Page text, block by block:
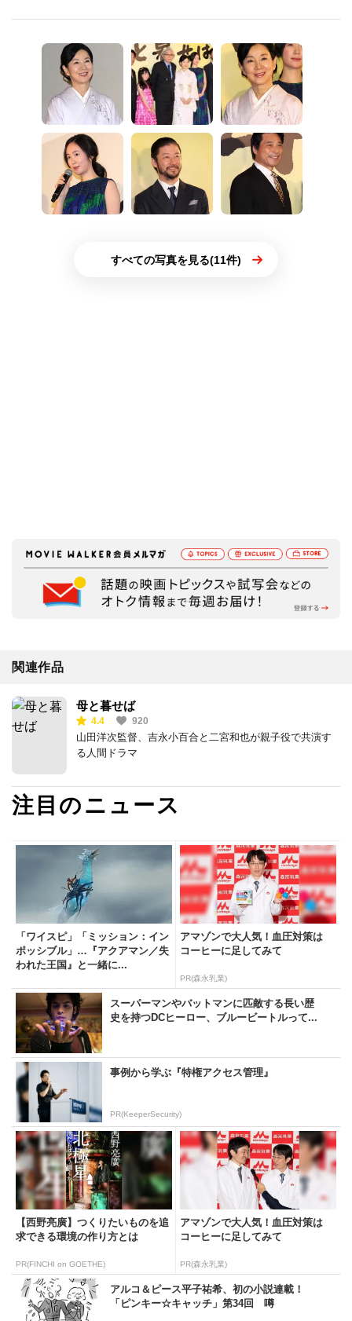
すべての写真を見る(11件)
関連作品
母と暮せば
4.4 920
山田洋次監督、吉永小百合と二宮和也が親子役で共演す
る人間ドラマ
注目のニュース
「ワイスピ」「ミッション：イン
ポッシブル」…『アクアマン／失
われた王国』と一緒に...
アマゾンで大人気！血圧対策は
コーヒーに足してみて
PR(森永乳業)
スーパーマンやバットマンに匹敵する長い歴
史を持つDCヒーロー、ブルービートルって...
事例から学ぶ『特権アクセス管理』
PR(KeeperSecurity)
【西野亮廣】つくりたいものを追
求できる環境の作り方とは
PR(FINCHI on GOETHE)
アマゾンで大人気！血圧対策は
コーヒーに足してみて
PR(森永乳業)
アルコ＆ピース平子祐希、初の小説連載！
「ピンキー☆キャッチ」第34回 噂